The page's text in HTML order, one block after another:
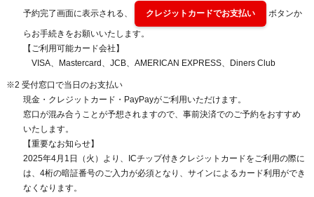
予約完了画面に表示される、 クレジットカードでお支払い ボタンか
らお手続きをお願いいたします。
【ご利用可能カード会社】
VISA、Mastercard、JCB、AMERICAN EXPRESS、Diners Club
※2 受付窓口で当日のお支払い
現金・クレジットカード・PayPayがご利用いただけます。
窓口が混み合うことが予想されますので、事前決済でのご予約をおすすめ
いたします。
【重要なお知らせ】
2025年4月1日（火）より、ICチップ付きクレジットカードをご利用の際に
は、4桁の暗証番号のご入力が必須となり、サインによるカード利用ができ
なくなります。